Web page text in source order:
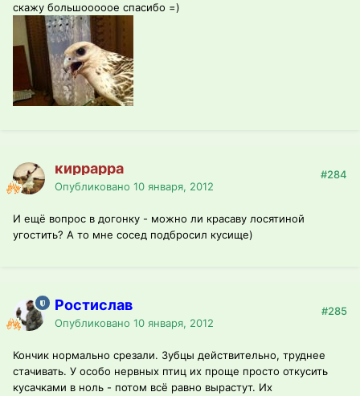
скажу большооооое спасибо =)
киррарра
Опубликовано 10 января, 2012
#284
И ещё вопрос в догонку - можно ли красаву лосятиной
угостить? А то мне сосед подбросил кусище)
Ростислав
Опубликовано 10 января, 2012
#285
Кончик нормально срезали. Зубцы действительно, труднее
стачивать. У особо нервных птиц их проще просто откусить
кусачками в ноль - потом всё равно вырастут. Их